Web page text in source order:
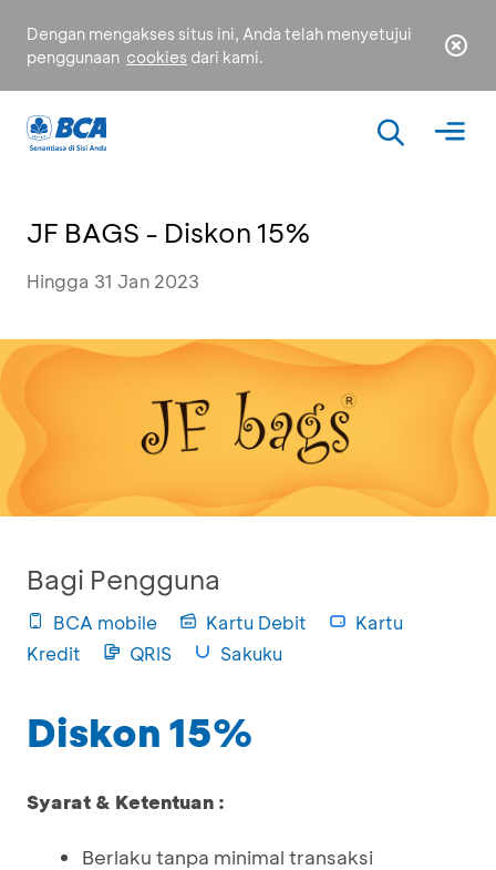
Dengan mengakses situs ini, Anda telah menyetujui
penggunaan cookies dari kami.
JF BAGS - Diskon 15%
Hingga 31 Jan 2023
Bagi Pengguna
BCA mobile Kartu Debit
Kartu
Kredit
QRIS Sakuku
Diskon 15%
Syarat & Ketentuan :
Berlaku tanpa minimal transaksi